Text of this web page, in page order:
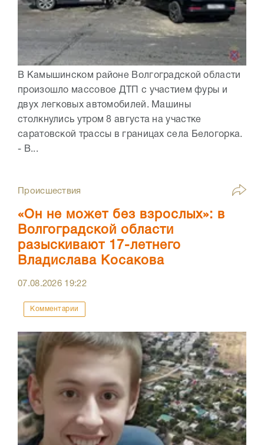
В Камышинском районе Волгоградской области
произошло массовое ДТП с участием фуры и
двух легковых автомобилей. Машины
столкнулись утром 8 августа на участке
саратовской трассы в границах села Белогорка.
- В...
Происшествия
«Он не может без взрослых»: в
Волгоградской области
разыскивают 17-летнего
Владислава Косакова
07.08.2026 19:22
Комментарии